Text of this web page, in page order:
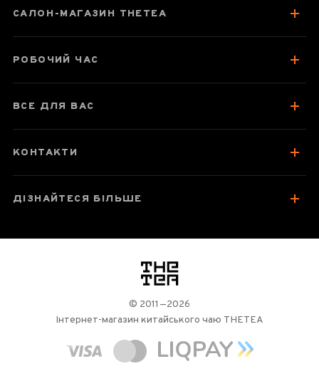
САЛОН-МАГАЗИН THETEA
РОБОЧИЙ ЧАС
ВСЕ ДЛЯ ВАС
КОНТАКТИ
ДІЗНАЙТЕСЯ БІЛЬШЕ
логотип
© 2011—2026
Інтернет-магазин китайського чаю THETEA